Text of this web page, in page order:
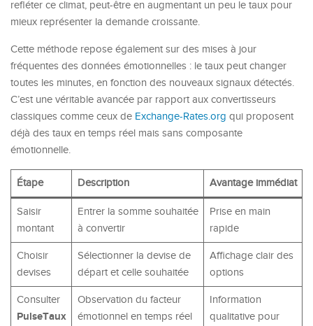
refléter ce climat, peut-être en augmentant un peu le taux pour
mieux représenter la demande croissante.
Cette méthode repose également sur des mises à jour
fréquentes des données émotionnelles : le taux peut changer
toutes les minutes, en fonction des nouveaux signaux détectés.
C’est une véritable avancée par rapport aux convertisseurs
classiques comme ceux de Exchange-Rates.org qui proposent
déjà des taux en temps réel mais sans composante
émotionnelle.
Étape Description Avantage immédiat
Saisir
montant
Entrer la somme souhaitée
à convertir
Prise en main
rapide
Choisir
devises
Sélectionner la devise de
départ et celle souhaitée
Affichage clair des
options
Consulter
PulseTaux
Observation du facteur
émotionnel en temps réel
Information
qualitative pour